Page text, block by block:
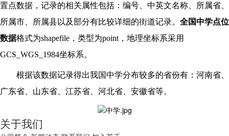
置点数据，记录的相关属性包括：编号、中英文名称、所属省、
所属市、所属县以及部分有比较详细的街道记录。 全国中学点位
数据格式为shapefile，类型为point，地理坐标系采用
GCS_WGS_1984坐标系。
根据该数据记录得出我国中学分布较多的省份有：河南省、
广东省、山东省、江苏省、河北省、安徽省等。
关于我们